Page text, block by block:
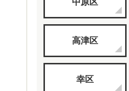
中原区
高津区
幸区